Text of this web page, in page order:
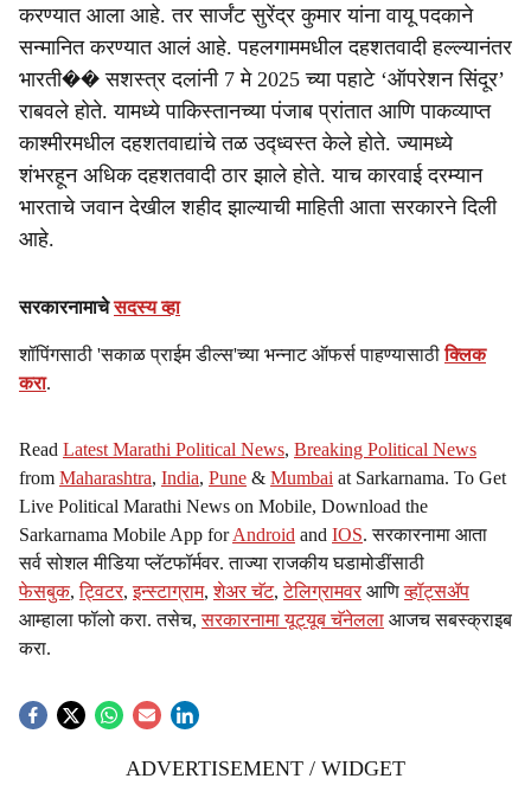
करण्यात आला आहे. तर सार्जंट सुरेंद्र कुमार यांना वायू पदकाने
सन्मानित करण्यात आलं आहे. पहलगाममधील दहशतवादी हल्ल्यानंतर
भारती�� सशस्त्र दलांनी 7 मे 2025 च्या पहाटे ‘ऑपरेशन सिंदूर’
राबवले होते. यामध्ये पाकिस्तानच्या पंजाब प्रांतात आणि पाकव्याप्त
काश्मीरमधील दहशतवाद्यांचे तळ उद्ध्वस्त केले होते. ज्यामध्ये
शंभरहून अधिक दहशतवादी ठार झाले होते. याच कारवाई दरम्यान
भारताचे जवान देखील शहीद झाल्याची माहिती आता सरकारने दिली
आहे.
सरकारनामाचेसदस्य व्हा
शॉपिंगसाठी 'सकाळ प्राईम डील्स'च्या भन्नाट ऑफर्स पाहण्यासाठीक्लिक
करा.
Read Latest Marathi Political News, Breaking Political News
from Maharashtra, India, Pune & Mumbai at Sarkarnama. To Get
Live Political Marathi News on Mobile, Download the
Sarkarnama Mobile App forAndroid and IOS. सरकारनामा आता
सर्व सोशल मीडिया प्लॅटफॉर्मवर. ताज्या राजकीय घडामोडींसाठी
फेसबुक,ट्विटर,इन्स्टाग्राम,शेअर चॅट,टेलिग्रामवर आणिव्हॉट्सॲप
आम्हाला फॉलो करा. तसेच,सरकारनामा यूट्यूब चॅनेलला आजच सबस्क्राइब
करा.
ADVERTISEMENT / WIDGET